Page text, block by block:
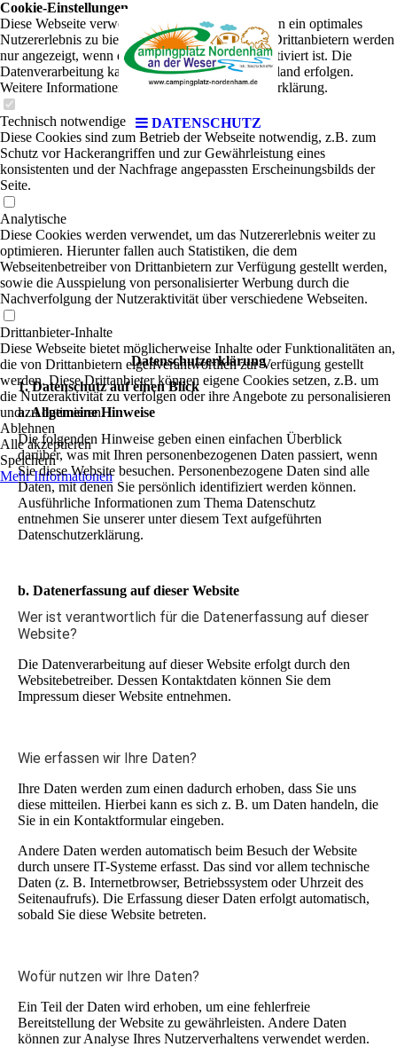
DATENSCHUTZ
Datenschutzerklärung
1. Datenschutz auf einen Blick
a. Allgemeine Hinweise
Die folgenden Hinweise geben einen einfachen Überblick
darüber, was mit Ihren personenbezogenen Daten passiert, wenn
Sie diese Website besuchen. Personenbezogene Daten sind alle
Daten, mit denen Sie persönlich identifiziert werden können.
Ausführliche Informationen zum Thema Datenschutz
entnehmen Sie unserer unter diesem Text aufgeführten
Datenschutzerklärung.
b. Datenerfassung auf dieser Website
Wer ist verantwortlich für die Datenerfassung auf dieser
Website?
Die Datenverarbeitung auf dieser Website erfolgt durch den
Websitebetreiber. Dessen Kontaktdaten können Sie dem
Impressum dieser Website entnehmen.
Wie erfassen wir Ihre Daten?
Ihre Daten werden zum einen dadurch erhoben, dass Sie uns
diese mitteilen. Hierbei kann es sich z. B. um Daten handeln, die
Sie in ein Kontaktformular eingeben.
Andere Daten werden automatisch beim Besuch der Website
durch unsere IT-Systeme erfasst. Das sind vor allem technische
Daten (z. B. Internetbrowser, Betriebssystem oder Uhrzeit des
Seitenaufrufs). Die Erfassung dieser Daten erfolgt automatisch,
sobald Sie diese Website betreten.
Wofür nutzen wir Ihre Daten?
Ein Teil der Daten wird erhoben, um eine fehlerfreie
Bereitstellung der Website zu gewährleisten. Andere Daten
können zur Analyse Ihres Nutzerverhaltens verwendet werden.
Cookie-Einstellungen
Diese Webseite verwendet Cookies, um Besuchern ein optimales
Nutzererlebnis zu bieten. Bestimmte Inhalte von Drittanbietern werden
nur angezeigt, wenn die entsprechende Option aktiviert ist. Die
Datenverarbeitung kann dann auch in einem Drittland erfolgen.
Weitere Informationen hierzu in der Datenschutzerklärung.
Technisch notwendige
Diese Cookies sind zum Betrieb der Webseite notwendig, z.B. zum
Schutz vor Hackerangriffen und zur Gewährleistung eines
konsistenten und der Nachfrage angepassten Erscheinungsbilds der
Seite.
Analytische
Diese Cookies werden verwendet, um das Nutzererlebnis weiter zu
optimieren. Hierunter fallen auch Statistiken, die dem
Webseitenbetreiber von Drittanbietern zur Verfügung gestellt werden,
sowie die Ausspielung von personalisierter Werbung durch die
Nachverfolgung der Nutzeraktivität über verschiedene Webseiten.
Drittanbieter-Inhalte
Diese Webseite bietet möglicherweise Inhalte oder Funktionalitäten an,
die von Drittanbietern eigenverantwortlich zur Verfügung gestellt
werden. Diese Drittanbieter können eigene Cookies setzen, z.B. um
die Nutzeraktivität zu verfolgen oder ihre Angebote zu personalisieren
und zu optimieren.
Ablehnen
Alle akzeptieren
Speichern
Mehr Informationen